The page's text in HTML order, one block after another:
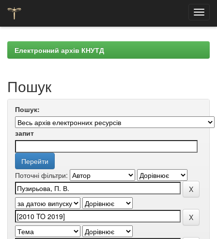
navigationЕлектронний архів КНУТД
Пошук
Пошук:
запит
Поточні фільтри: